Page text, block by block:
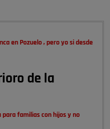
en Pozuelo , pero yo si desde
de la
para familias con hijos y no